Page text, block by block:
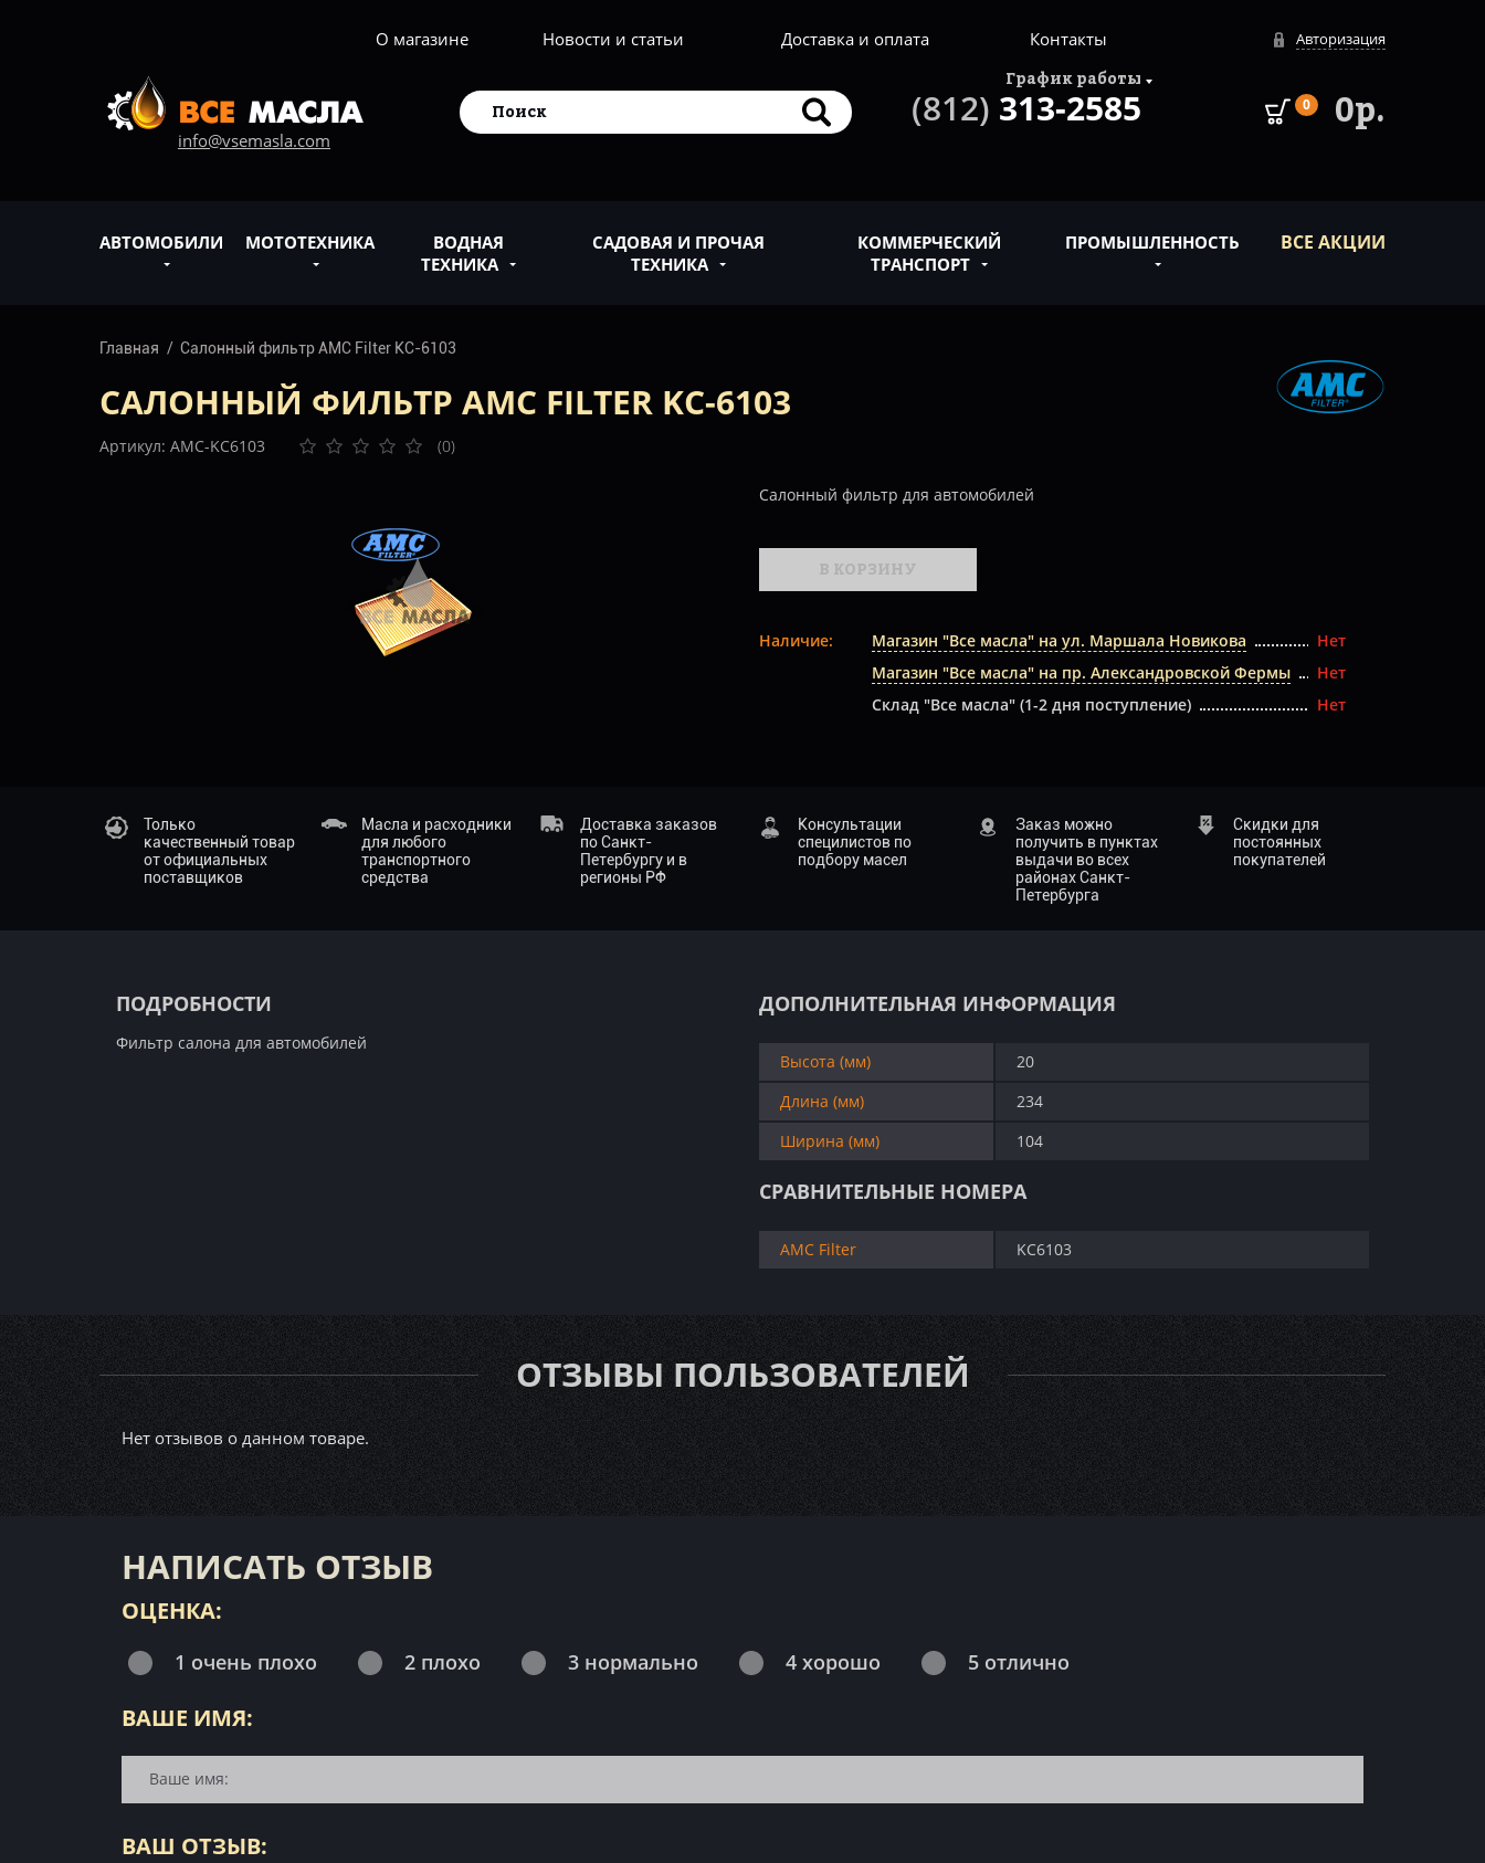
Авторизация
О магазине Новости и статьи Доставка и оплата Контакты
info@vsemasla.com
0 0р.
График работы
(812) 313-2585
АВТОМОБИЛИ МОТОТЕХНИКА
ВОДНАЯ
ТЕХНИКА
САДОВАЯ И ПРОЧАЯ
ТЕХНИКА
КОММЕРЧЕСКИЙ
ТРАНСПОРТ
ПРОМЫШЛЕННОСТЬ ВСЕ АКЦИИ
Главная Салонный фильтр AMC Filter KC-6103
САЛОННЫЙ ФИЛЬТР AMC FILTER KC-6103
Артикул: AMC-KC6103 (0)
Салонный фильтр для автомобилей
В КОРЗИНУ
Наличие: Магазин "Все масла" на ул. Маршала Новикова
Нет
Магазин "Все масла" на пр. Александровской Фермы
Нет
Склад "Все масла" (1-2 дня поступление)
Нет
Только
качественный товар
от официальных
поставщиков
Масла и расходники
для любого
транспортного
средства
Доставка заказов
по Санкт-
Петербургу и в
регионы РФ
Консультации
специлистов по
подбору масел
Заказ можно
получить в пунктах
выдачи во всех
районах Санкт-
Петербурга
Скидки для
постоянных
покупателей
ПОДРОБНОСТИ
Фильтр салона для автомобилей
ДОПОЛНИТЕЛЬНАЯ ИНФОРМАЦИЯ
Высота (мм)
20
Длина (мм)
234
Ширина (мм)
104
СРАВНИТЕЛЬНЫЕ НОМЕРА
AMC Filter KC6103
ОТЗЫВЫ ПОЛЬЗОВАТЕЛЕЙ
Нет отзывов о данном товаре.
НАПИСАТЬ ОТЗЫВ
ОЦЕНКА:
1 очень плохо 2 плохо 3 нормально 4 хорошо 5 отлично
ВАШЕ ИМЯ:
ВАШ ОТЗЫВ: